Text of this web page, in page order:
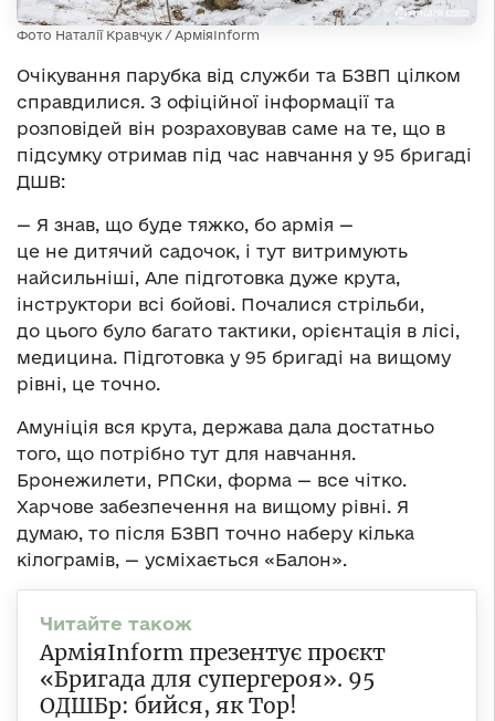
Фото Наталії Кравчук / АрміяInform
Очікування парубка від служби та БЗВП цілком
справдилися. З офіційної інформації та
розповідей він розраховував саме на те, що в
підсумку отримав під час навчання у 95 бригаді
ДШВ:
— Я знав, що буде тяжко, бо армія —
це не дитячий садочок, і тут витримують
найсильніші, Але підготовка дуже крута,
інструктори всі бойові. Почалися стрільби,
до цього було багато тактики, орієнтація в лісі,
медицина. Підготовка у 95 бригаді на вищому
рівні, це точно.
Амуніція вся крута, держава дала достатньо
того, що потрібно тут для навчання.
Бронежилети, РПСки, форма — все чітко.
Харчове забезпечення на вищому рівні. Я
думаю, то після БЗВП точно наберу кілька
кілограмів, — усміхається «Балон».
АрміяInform презентує проєкт
«Бригада для супергероя». 95
ОДШБр: бийся, як Тор!